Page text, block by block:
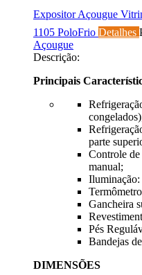
Expositor Açougue
1105 PoloFrio Detalhes
Açougue
Descrição:
Principais
parte
Controle de
manual;
Gancheira
Pés
Bandejas
DIMENSÕES